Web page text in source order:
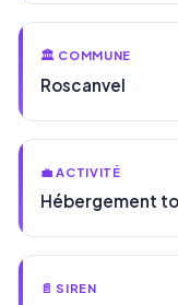
🏛️ COMMUNE
Roscanvel
💼 ACTIVITÉ
Hébergement
📄 SIREN